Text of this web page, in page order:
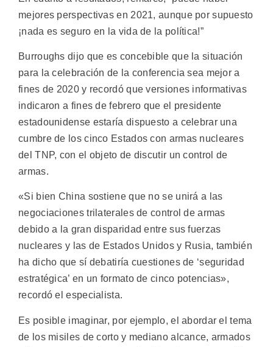
mejores perspectivas en 2021, aunque por supuesto
¡nada es seguro en la vida de la política!”
Burroughs dijo que es concebible que la situación
para la celebración de la conferencia sea mejor a
fines de 2020 y recordó que versiones informativas
indicaron a fines de febrero que el presidente
estadounidense estaría dispuesto a celebrar una
cumbre de los cinco Estados con armas nucleares
del TNP, con el objeto de discutir un control de
armas.
«Si bien China sostiene que no se unirá a las
negociaciones trilaterales de control de armas
debido a la gran disparidad entre sus fuerzas
nucleares y las de Estados Unidos y Rusia, también
ha dicho que sí debatiría cuestiones de ‘seguridad
estratégica’ en un formato de cinco potencias»,
recordó el especialista.
Es posible imaginar, por ejemplo, el abordar el tema
de los misiles de corto y mediano alcance, armados